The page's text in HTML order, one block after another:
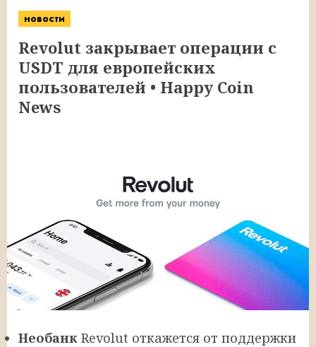
новости
Revolut закрывает операции с
USDT для европейских
пользователей • Happy Coin
News
Необанк Revolut откажется от поддержки